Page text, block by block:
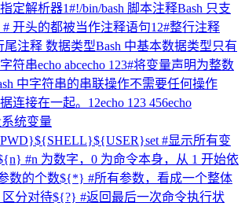
定解析器1#!/bin/bash 脚本注释Bash 只支
开头的都被当作注释语句12#整行注释
尾注释 数据类型Bash 中基本数据类型只有
符串echo abcecho 123#将变量声明为整数
中字符串的串联操作不需要任何操作
连接在一起。12echo 123 456echo
统变量
#显示所有变
#n 为数字，0 为命令本身，从 1 开始依
数的个数${*} #所有参数，看成一个整体
分对待${?} #返回最后一次命令执行状